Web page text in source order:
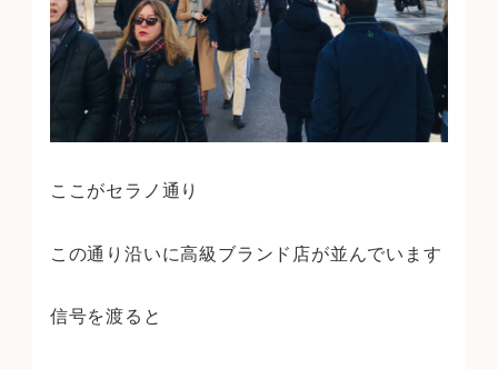
ここがセラノ通り
この通り沿いに高級ブランド店が並んでいます
信号を渡ると